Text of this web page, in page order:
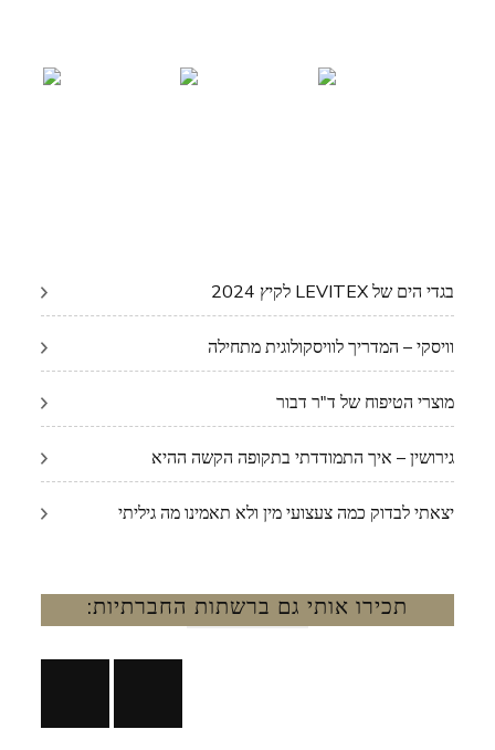
בגדי הים של LEVITEX לקיץ 2024
וויסקי – המדריך לוויסקולוגית מתחילה
מוצרי הטיפוח של ד"ר דבור
גירושין – איך התמודדתי בתקופה הקשה ההיא
יצאתי לבדוק כמה צעצועי מין ולא תאמינו מה גיליתי
תכירו אותי גם ברשתות החברתיות: